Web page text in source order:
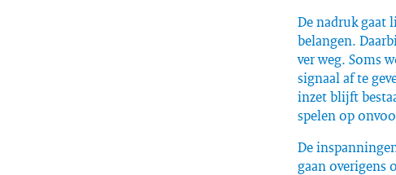
De nadruk gaat
belangen.
ver weg. Soms
signaal af te
inzet blijft
spelen op
De
gaan overigens